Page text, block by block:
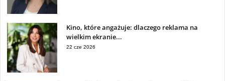
Kino, które angażuje: dlaczego reklama na
wielkim ekranie...
22 cze 2026